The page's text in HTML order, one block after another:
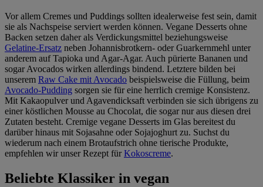
Vor allem Cremes und Puddings sollten idealerweise fest sein, damit
sie als Nachspeise serviert werden können. Vegane Desserts ohne
Backen setzen daher als Verdickungsmittel beziehungsweise
Gelatine-Ersatz neben Johannisbrotkern- oder Guarkernmehl unter
anderem auf Tapioka und Agar-Agar. Auch pürierte Bananen und
sogar Avocados wirken allerdings bindend. Letztere bilden bei
unserem Raw Cake mit Avocado beispielsweise die Füllung, beim
Avocado-Pudding sorgen sie für eine herrlich cremige Konsistenz.
Mit Kakaopulver und Agavendicksaft verbinden sie sich übrigens zu
einer köstlichen Mousse au Chocolat, die sogar nur aus diesen drei
Zutaten besteht. Cremige vegane Desserts im Glas bereitest du
darüber hinaus mit Sojasahne oder Sojajoghurt zu. Suchst du
wiederum nach einem Brotaufstrich ohne tierische Produkte,
empfehlen wir unser Rezept fürKokoscreme.
Beliebte Klassiker in vegan